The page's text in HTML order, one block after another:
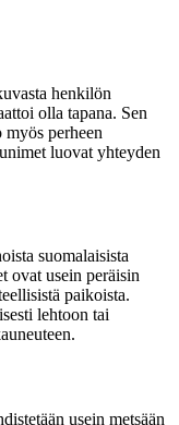
henkilön
olla tapana. Sen
perheen
luovat yhteyden
suomalaisista
ovat usein peräisin
paikoista.
lehtoon tai
usein metsään